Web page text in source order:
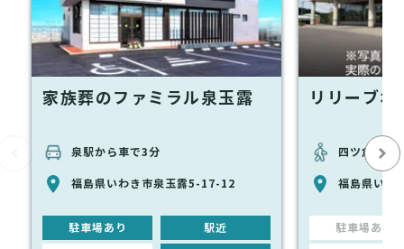
家族葬のファミラル泉玉露
泉駅から車で3分
福島県いわき市泉玉露5-17-12
駐車場あり 駅近
リリーブ
四ツ倉駅か
福島県いわ
駐車場あり